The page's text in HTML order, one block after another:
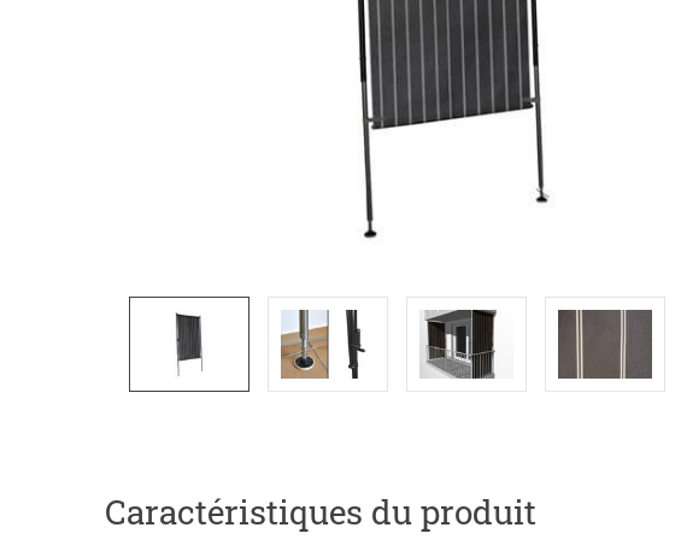
Caractéristiques du produit